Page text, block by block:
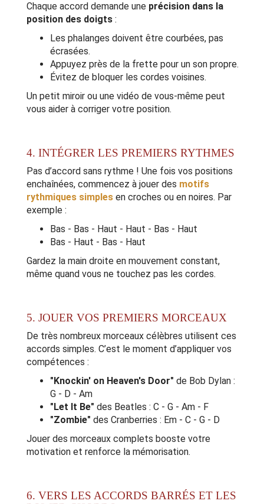
Chaque accord demande une précision dans la
position des doigts :
Les phalanges doivent être courbées, pas
écrasées.
Appuyez près de la frette pour un son propre.
Évitez de bloquer les cordes voisines.
Un petit miroir ou une vidéo de vous-même peut
vous aider à corriger votre position.
4. INTÉGRER LES PREMIERS RYTHMES
Pas d’accord sans rythme ! Une fois vos positions
enchaînées, commencez à jouer des motifs
rythmiques simples en croches ou en noires. Par
exemple :
Bas - Bas - Haut - Haut - Bas - Haut
Bas - Haut - Bas - Haut
Gardez la main droite en mouvement constant,
même quand vous ne touchez pas les cordes.
5. JOUER VOS PREMIERS MORCEAUX
De très nombreux morceaux célèbres utilisent ces
accords simples. C’est le moment d’appliquer vos
compétences :
"Knockin' on Heaven's Door" de Bob Dylan :
G - D - Am
"Let It Be" des Beatles : C - G - Am - F
"Zombie" des Cranberries : Em - C - G - D
Jouer des morceaux complets booste votre
motivation et renforce la mémorisation.
6. VERS LES ACCORDS BARRÉS ET LES